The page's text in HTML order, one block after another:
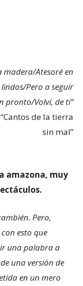
madera/Atesoré en
Pero a seguir
pronto/Volví, de ti”
de la tierra
sin mal”
amazona, muy
Pero,
esto que
una palabra a
una versión de
en un mero